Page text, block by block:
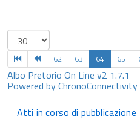
62 63 64 65
Albo Pretorio On Line v2 1.7.1
Powered by
Atti in corso di pubblicazione